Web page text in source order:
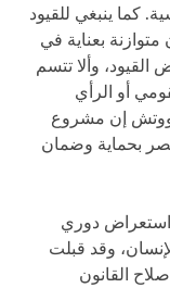
كما ينبغي للقيود
بعناية في
وألا تتسم
أو الرأي
ووتش إن مشروع
مصر بحماية وضمان
لأول استعراض دوري
وقد قبلت
4 توصيات بإصلاح القانون